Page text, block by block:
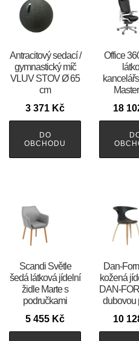
Antracitový sedací /
gymnastický míč
VLUV STOV Ø 65
cm
3 371 Kč
DO
OBCHODU
Office
18
Scandi Světle
šedá látková jídelní
židle Marte s
područkami
5 455 Kč
​​​​​Dan-
kožená
DAN-
dubovou
10